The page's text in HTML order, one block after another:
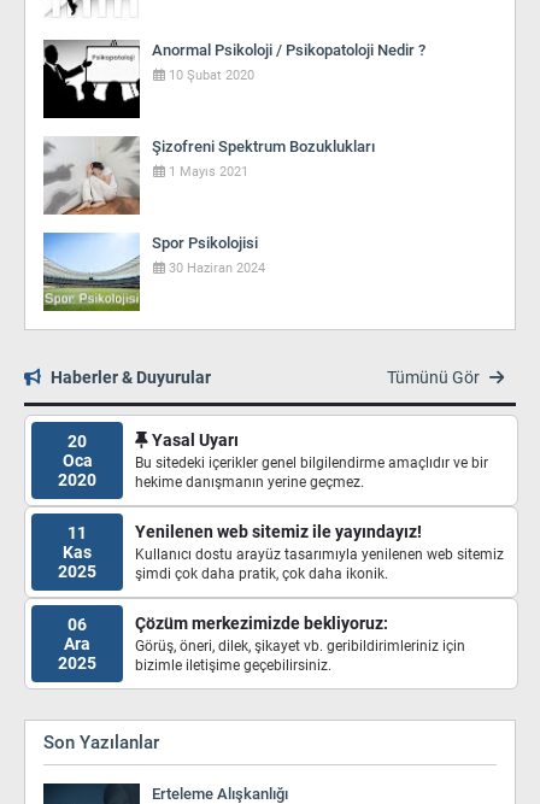
Anormal Psikoloji / Psikopatoloji Nedir ?
10 Şubat 2020
Şizofreni Spektrum Bozuklukları
1 Mayıs 2021
Spor Psikolojisi
30 Haziran 2024
Haberler & Duyurular Tümünü Gör
20
Oca
2020
Yasal Uyarı
Bu sitedeki içerikler genel bilgilendirme amaçlıdır ve bir
hekime danışmanın yerine geçmez.
11
Kas
2025
Yenilenen web sitemiz ile yayındayız!
Kullanıcı dostu arayüz tasarımıyla yenilenen web sitemiz
şimdi çok daha pratik, çok daha ikonik.
06
Ara
2025
Çözüm merkezimizde bekliyoruz:
Görüş, öneri, dilek, şikayet vb. geribildirimleriniz için
bizimle iletişime geçebilirsiniz.
Son Yazılanlar
Erteleme Alışkanlığı